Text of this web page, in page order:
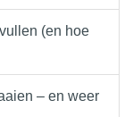
(en hoe
– en weer